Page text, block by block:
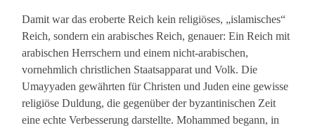
Damit war das eroberte Reich kein religiöses, „islamisches“
Reich, sondern ein arabisches Reich, genauer: Ein Reich mit
arabischen Herrschern und einem nicht-arabischen,
vornehmlich christlichen Staatsapparat und Volk. Die
Umayyaden gewährten für Christen und Juden eine gewisse
religiöse Duldung, die gegenüber der byzantinischen Zeit
eine echte Verbesserung darstellte. Mohammed begann, in